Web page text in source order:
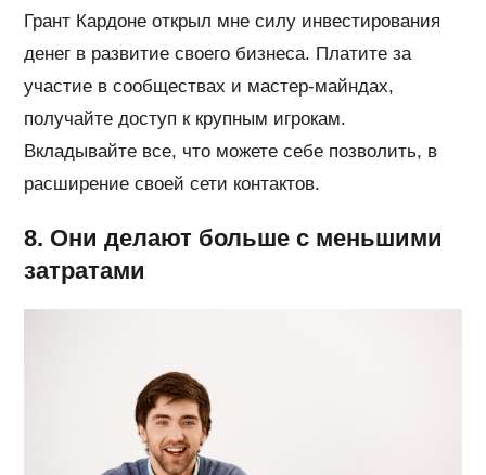
Грант Кардоне открыл мне силу инвестирования
денег в развитие своего бизнеса. Платите за
участие в сообществах и мастер-майндах,
получайте доступ к крупным игрокам.
Вкладывайте все, что можете себе позволить, в
расширение своей сети контактов.
8. Они делают больше с меньшими
затратами